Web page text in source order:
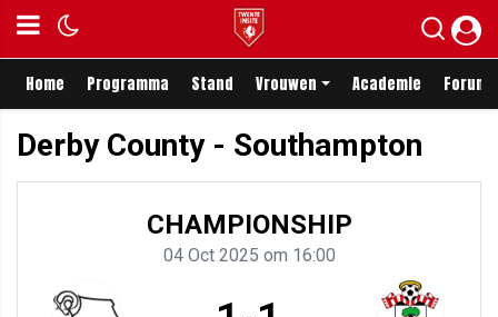
Home Programma Stand Vrouwen Academie Forum
Derby County - Southampton
CHAMPIONSHIP
04 Oct 2025 om 16:00